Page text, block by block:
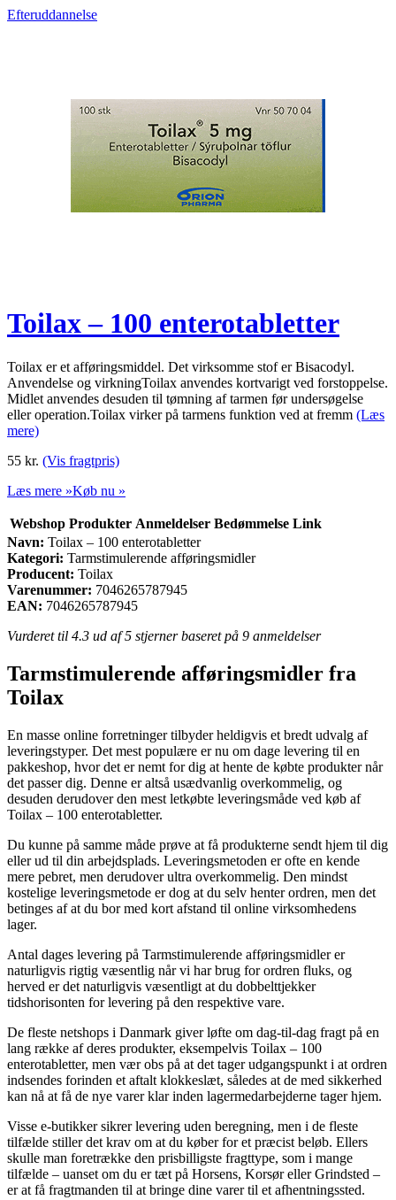
Efteruddannelse
Toilax – 100 enterotabletter
Toilax er et afføringsmiddel. Det virksomme stof er Bisacodyl.
Anvendelse og virkningToilax anvendes kortvarigt ved forstoppelse.
Midlet anvendes desuden til tømning af tarmen før undersøgelse
eller operation.Toilax virker på tarmens funktion ved at fremm (Læs
mere)
55 kr. (Vis fragtpris)
Læs mere »Køb nu »
Webshop Produkter Anmeldelser Bedømmelse Link
Navn: Toilax – 100 enterotabletter
Kategori: Tarmstimulerende afføringsmidler
Producent: Toilax
Varenummer: 7046265787945
EAN: 7046265787945
Vurderet til 4.3 ud af 5 stjerner baseret på 9 anmeldelser
Tarmstimulerende afføringsmidler fra
Toilax
En masse online forretninger tilbyder heldigvis et bredt udvalg af
leveringstyper. Det mest populære er nu om dage levering til en
pakkeshop, hvor det er nemt for dig at hente de købte produkter når
det passer dig. Denne er altså usædvanlig overkommelig, og
desuden derudover den mest letkøbte leveringsmåde ved køb af
Toilax – 100 enterotabletter.
Du kunne på samme måde prøve at få produkterne sendt hjem til dig
eller ud til din arbejdsplads. Leveringsmetoden er ofte en kende
mere pebret, men derudover ultra overkommelig. Den mindst
kostelige leveringsmetode er dog at du selv henter ordren, men det
betinges af at du bor med kort afstand til online virksomhedens
lager.
Antal dages levering på Tarmstimulerende afføringsmidler er
naturligvis rigtig væsentlig når vi har brug for ordren fluks, og
herved er det naturligvis væsentligt at du dobbelttjekker
tidshorisonten for levering på den respektive vare.
De fleste netshops i Danmark giver løfte om dag-til-dag fragt på en
lang række af deres produkter, eksempelvis Toilax – 100
enterotabletter, men vær obs på at det tager udgangspunkt i at ordren
indsendes forinden et aftalt klokkeslæt, således at de med sikkerhed
kan nå at få de nye varer klar inden lagermedarbejderne tager hjem.
Visse e-butikker sikrer levering uden beregning, men i de fleste
tilfælde stiller det krav om at du køber for et præcist beløb. Ellers
skulle man foretrække den prisbilligste fragttype, som i mange
tilfælde – uanset om du er tæt på Horsens, Korsør eller Grindsted –
er at få fragtmanden til at bringe dine varer til et afhentningssted.